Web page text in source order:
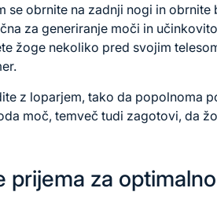
se obrnite na zadnji nogi in obrnite
za generiranje moči in
žoge nekoliko pred svojim
z loparjem, tako da popolnoma
moč, temveč tudi zagotovi, da
prijema za